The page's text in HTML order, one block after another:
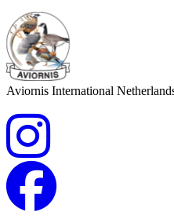
Aviornis International